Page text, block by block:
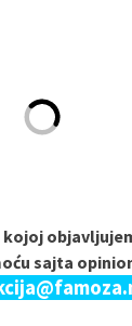
sajta